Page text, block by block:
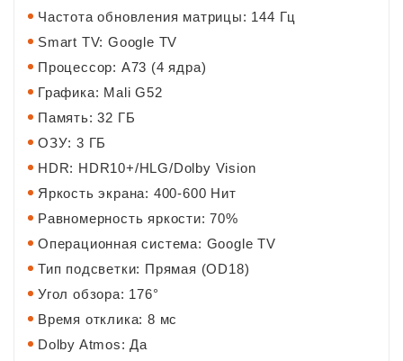
Частота обновления матрицы: 144 Гц
Smart TV: Google TV
Процессор: A73 (4 ядра)
Графика: Mali G52
Память: 32 ГБ
ОЗУ: 3 ГБ
HDR: HDR10+/HLG/Dolby Vision
Яркость экрана: 400-600 Нит
Равномерность яркости: 70%
Операционная система: Google TV
Тип подсветки: Прямая (OD18)
Угол обзора: 176°
Время отклика: 8 мс
Dolby Atmos: Да